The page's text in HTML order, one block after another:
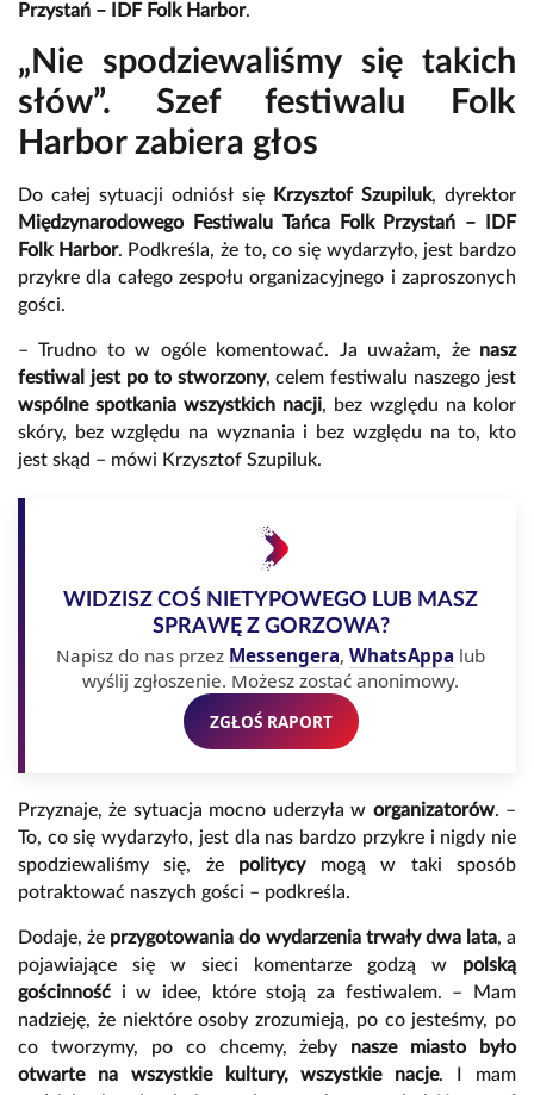
Przystań – IDF Folk Harbor.
„Nie spodziewaliśmy się takich
słów”. Szef festiwalu Folk
Harbor zabiera głos
Do całej sytuacji odniósł się Krzysztof Szupiluk, dyrektor
Międzynarodowego Festiwalu Tańca Folk Przystań – IDF
Folk Harbor. Podkreśla, że to, co się wydarzyło, jest bardzo
przykre dla całego zespołu organizacyjnego i zaproszonych
gości.
– Trudno to w ogóle komentować. Ja uważam, że nasz
festiwal jest po to stworzony, celem festiwalu naszego jest
wspólne spotkania wszystkich nacji, bez względu na kolor
skóry, bez względu na wyznania i bez względu na to, kto
jest skąd – mówi Krzysztof Szupiluk.
WIDZISZ COŚ NIETYPOWEGO LUB MASZ
SPRAWĘ Z GORZOWA?
Napisz do nas przez Messengera, WhatsAppa lub
wyślij zgłoszenie. Możesz zostać anonimowy.
ZGŁOŚ RAPORT
Przyznaje, że sytuacja mocno uderzyła w organizatorów. –
To, co się wydarzyło, jest dla nas bardzo przykre i nigdy nie
spodziewaliśmy się, że politycymogą w taki sposób
potraktować naszych gości – podkreśla.
Dodaje, że przygotowania do wydarzenia trwały dwa lata, a
pojawiające się w sieci komentarze godzą w polską
gościnność i w idee, które stoją za festiwalem. – Mam
nadzieję, że niektóre osoby zrozumieją, po co jesteśmy, po
co tworzymy, po co chcemy, żeby nasze miasto było
otwarte na wszystkie kultury, wszystkie nacje. I mam